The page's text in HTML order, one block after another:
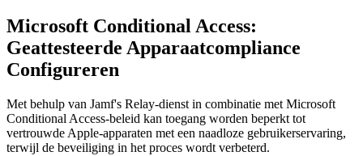
Microsoft Conditional Access:
Geattesteerde Apparaatcompliance
Configureren
Met behulp van Jamf's Relay-dienst in combinatie met Microsoft
Conditional Access-beleid kan toegang worden beperkt tot
vertrouwde Apple-apparaten met een naadloze gebruikerservaring,
terwijl de beveiliging in het proces wordt verbeterd.